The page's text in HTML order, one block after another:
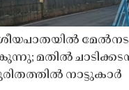
മതിൽ
നാട്ടുകാർ